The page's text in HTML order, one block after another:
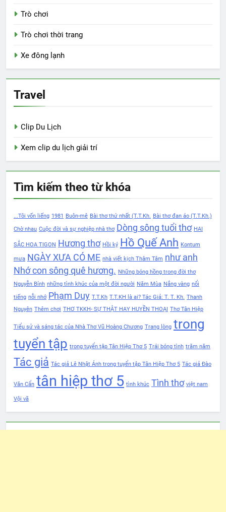
Trò chơi
Trò chơi thời trang
Xe đông lạnh
Travel
Clip Du Lịch
Xem clip du lịch giải trí
Tìm kiếm theo từ khóa
...Tôi vốn liếng 1981 Buôn-mê Bài thơ thứ nhất (T.T.Kh. Bài thơ đan áo (T.T.Kh.)
Chờ nhau Cuộc đời và sự nghiệp nhà thơ Dòng sông tuổi thơ HAI
SẮC HOA TIGON Hương thơ Hồi ký Hồ Quế Anh Kontum
mưa NGÀY XƯA CÓ MẸ nhà viết kịch Thâm Tâm như anh
Nhớ con sông quê hương. Những bóng hồng trong đời thơ
Nguyễn Bính những tình khúc của một đời người Năm Mùa Nắng vàng nổi
tiếng nỗi nhớ Phạm Duy T.T.Kh T.T.KH là ai? Tác Giả: T. T. Kh. Thanh
Nguyên Thêm chơi THƠ TKKH- SỰ THẬT HAY HUYỀN THOẠI Thơ Tân Hiệp
Tiểu sử và sáng tác của Nhà Thơ Vũ Hoàng Chương Trang lòng trong
tuyển tập trong tuyển tập Tân Hiệp Thơ 5 Trái bóng tình trăm năm
Tác giả Tác giả Lê Nhật Ánh trong tuyển tập Tân Hiệp Thơ 5 Tác giả Đào
Văn Cẩn tân hiệp thơ 5 tình khúc Tình thơ việt nam
Vội vã